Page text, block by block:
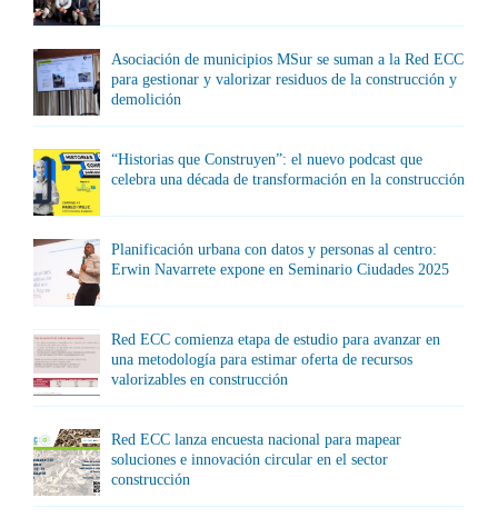
Asociación de municipios MSur se suman a la Red ECC
para gestionar y valorizar residuos de la construcción y
demolición
“Historias que Construyen”: el nuevo podcast que
celebra una década de transformación en la construcción
Planificación urbana con datos y personas al centro:
Erwin Navarrete expone en Seminario Ciudades 2025
Red ECC comienza etapa de estudio para avanzar en
una metodología para estimar oferta de recursos
valorizables en construcción
Red ECC lanza encuesta nacional para mapear
soluciones e innovación circular en el sector
construcción